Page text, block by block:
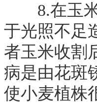
8.在玉米
于光照不足
者玉米收割
病是由花斑
使小麦植株